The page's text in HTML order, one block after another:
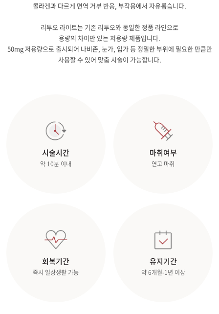
콜라겐과 다르게 면역 거부 반응, 부작용에서 자유롭습니다.
리투오 라이트는 기존 리투오와 동일한 정품 라인으로
용량의 차이만 있는 저용랑 제품입니다.
50mg 저용량으로 출시되어 나비존, 눈가, 입가 등 정밀한 부위에 필요한 만큼만
사용할 수 있어 맞춤 시술이 가능합니다.
시술시간
약 10분 이내
마취여부
연고 마취
회복기간
즉시 일상생활 가능
유지기간
약 6개월-1년 이상